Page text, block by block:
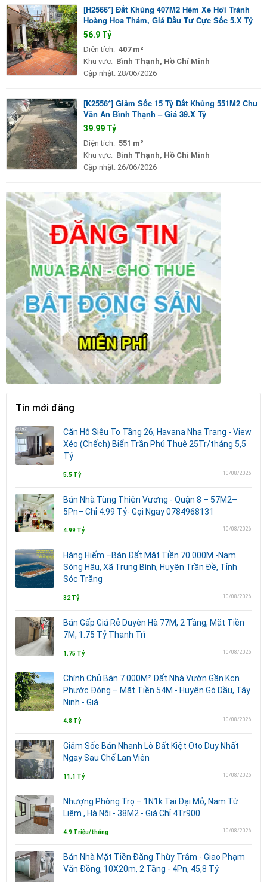
[H2566*] Đất Khủng 407M2 Hẻm Xe Hơi Tránh
Hoàng Hoa Thám, Giá Đầu Tư Cực Sốc 5.X Tỷ
56.9 Tỷ
Diện tích: 407 m²
Khu vực: Bình Thạnh, Hồ Chí Minh
Cập nhật: 28/06/2026
[K2556*] Giảm Sốc 15 Tỷ Đất Khủng 551M2 Chu
Văn An Bình Thạnh – Giá 39.X Tỷ
39.99 Tỷ
Diện tích: 551 m²
Khu vực: Bình Thạnh, Hồ Chí Minh
Cập nhật: 26/06/2026
Tin mới đăng
Căn Hộ Siêu To Tầng 26; Havana Nha Trang - View
Xéo (Chếch) Biển Trần Phú Thuê 25Tr/tháng 5,5
Tỷ
5.5 Tỷ 10/08/2026
Bán Nhà Tùng Thiện Vương - Quận 8 – 57M2–
5Pn– Chỉ 4.99 Tỷ- Gọi Ngay 0784968131
4.99 Tỷ 10/08/2026
Hàng Hiếm –Bán Đất Mặt Tiền 70.000M -Nam
Sông Hậu, Xã Trung Bình, Huyện Trần Đề, Tỉnh
Sóc Trăng
32 Tỷ 10/08/2026
Bán Gấp Giá Rẻ Duyên Hà 77M, 2 Tầng, Mặt Tiền
7M, 1.75 Tỷ Thanh Trì
1.75 Tỷ 10/08/2026
Chính Chủ Bán 7.000M² Đất Nhà Vườn Gần Kcn
Phước Đông – Mặt Tiền 54M - Huyện Gò Dầu, Tây
Ninh - Giá
4.8 Tỷ 10/08/2026
Giảm Sốc Bán Nhanh Lô Đất Kiệt Oto Duy Nhất
Ngay Sau Chế Lan Viên
11.1 Tỷ 10/08/2026
Nhượng Phòng Trọ – 1N1k Tại Đại Mỗ, Nam Từ
Liêm , Hà Nội - 38M2 - Giá Chỉ 4Tr900
4.9 Triệu/tháng 10/08/2026
Bán Nhà Mặt Tiền Đặng Thùy Trâm - Giao Phạm
Văn Đồng, 10X20m, 2 Tầng - 4Pn, 45,8 Tỷ